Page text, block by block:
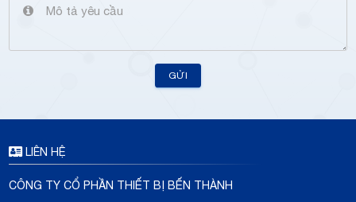
GỬI
LIÊN HỆ
CÔNG TY CỔ PHẦN THIẾT BỊ BẾN THÀNH